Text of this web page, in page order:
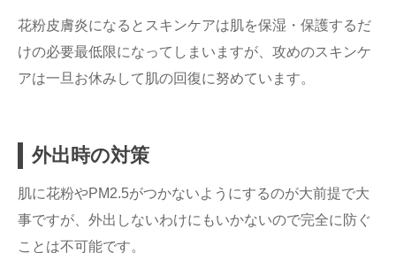
花粉皮膚炎になるとスキンケアは肌を保湿・保護するだ
けの必要最低限になってしまいますが、攻めのスキンケ
アは一旦お休みして肌の回復に努めています。
外出時の対策
肌に花粉やPM2.5がつかないようにするのが大前提で大
事ですが、外出しないわけにもいかないので完全に防ぐ
ことは不可能です。